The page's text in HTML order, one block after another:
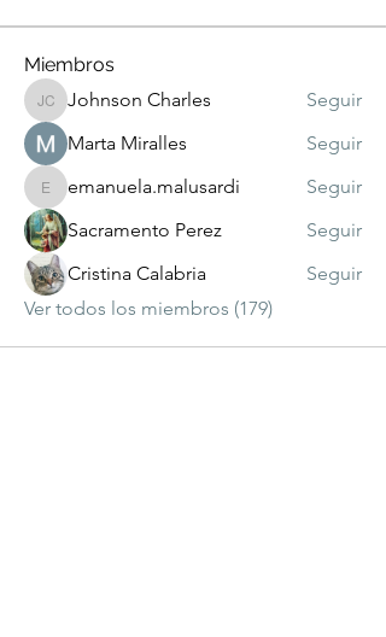
Miembros
Johnson Charles
Johnson Charles
Seguir
Marta Miralles
Seguir
emanuela.malusardi
emanuela.malusardi
Seguir
Sacramento Perez
Seguir
Cristina Calabria
Seguir
Ver todos los miembros (179)